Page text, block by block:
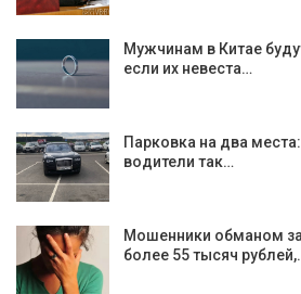
Мужчинам в Китае
если их невеста…
Парковка на два
водители так…
Мошенники обманом
более 55 тысяч